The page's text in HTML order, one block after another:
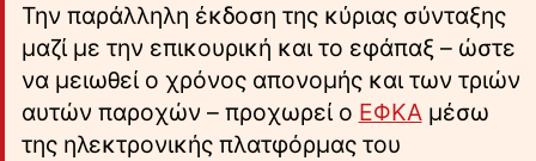
Την παράλληλη έκδοση της κύριας σύνταξης
μαζί με την επικουρική και το εφάπαξ – ώστε
να μειωθεί ο χρόνος απονομής και των τριών
αυτών παροχών – προχωρεί ο ΕΦΚΑμέσω
της ηλεκτρονικής πλατφόρμας του